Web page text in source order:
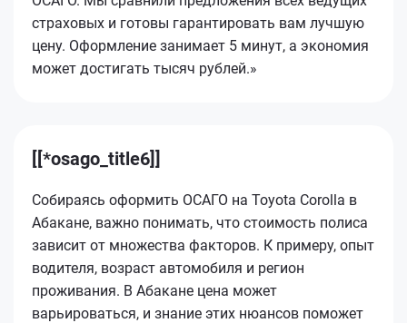
страховых и готовы гарантировать вам лучшую
цену. Оформление занимает 5 минут, а экономия
может достигать тысяч рублей.»
[[*osago_title6]]
Собираясь оформить ОСАГО на Toyota Corolla в
Абакане, важно понимать, что стоимость полиса
зависит от множества факторов. К примеру, опыт
водителя, возраст автомобиля и регион
проживания. В Абакане цена может
варьироваться, и знание этих нюансов поможет